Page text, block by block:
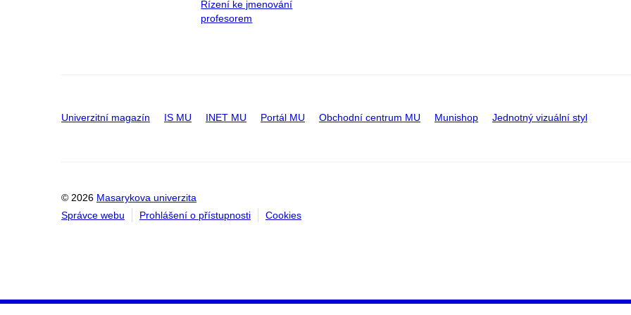
Řízení ke jmenování
profesorem
Univerzitní magazín IS MU INET MU Portál MU Obchodní centrum MU Munishop Jednotný vizuální styl
© 2026 Masarykova univerzita
Správce webu
Prohlášení o přístupnosti Cookies